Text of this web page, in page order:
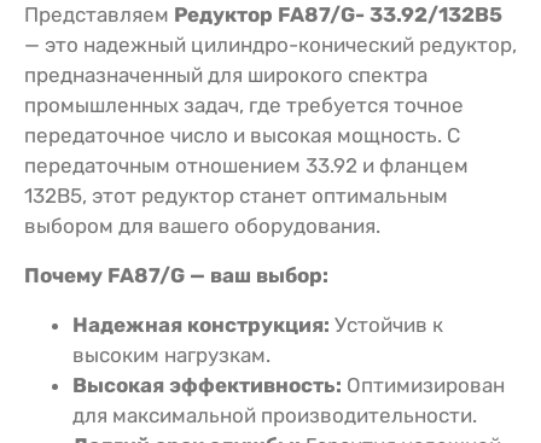
Представляем Редуктор FA87/G- 33.92/132B5
— это надежный цилиндро-конический редуктор,
предназначенный для широкого спектра
промышленных задач, где требуется точное
передаточное число и высокая мощность. С
передаточным отношением 33.92 и фланцем
132B5, этот редуктор станет оптимальным
выбором для вашего оборудования.
Почему FA87/G — ваш выбор:
Надежная конструкция: Устойчив к
высоким нагрузкам.
Высокая эффективность: Оптимизирован
для максимальной производительности.